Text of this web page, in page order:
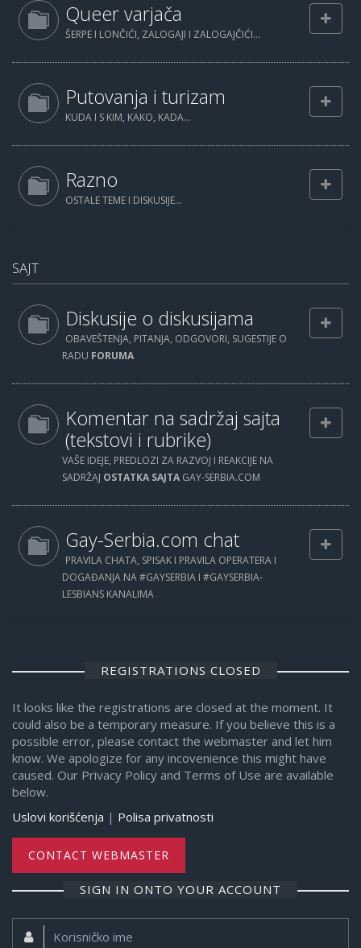
Queer varjača
ŠERPE I LONČIĆI, ZALOGAJI I ZALOGAJČIĆI...
Putovanja i turizam
KUDA I S KIM, KAKO, KADA...
Razno
OSTALE TEME I DISKUSIJE...
SAJT
Diskusije o diskusijama
OBAVEŠTENJA, PITANJA, ODGOVORI, SUGESTIJE O
RADU FORUMA
Komentar na sadržaj sajta
(tekstovi i rubrike)
VAŠE IDEJE, PREDLOZI ZA RAZVOJ I REAKCIJE NA
SADRŽAJ OSTATKA SAJTA GAY-SERBIA.COM
Gay-Serbia.com chat
PRAVILA CHATA, SPISAK I PRAVILA OPERATERA I
DOGAĐANJA NA #GAYSERBIA I #GAYSERBIA-
LESBIANS KANALIMA
REGISTRATIONS CLOSED
It looks like the registrations are closed at the moment. It
could also be a temporary measure. If you believe this is a
possible error, please contact the webmaster and let him
know. We apologize for any incovenience this might have
caused. Our Privacy Policy and Terms of Use are available
below.
Uslovi korišćenja | Polisa privatnosti
CONTACT WEBMASTER
SIGN IN ONTO YOUR ACCOUNT
Korisničko